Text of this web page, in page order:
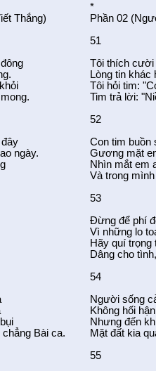
Thắng)
ngày.
Bài ca.
*
Phần 02
51
Tôi thích cười
Lòng tin
Tôi hỏi tim:
Tim trả lời:
52
Con tim buồn
Gương mặt
Nhìn mắt em
Và trong
53
Đừng để phí
Vì những lo
Hãy quí trọng
Dâng cho
54
Người sống
Không hối
Nhưng đến
Mặt đất kia
55